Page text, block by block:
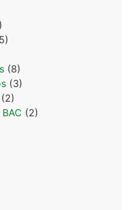
(8)
(3)
(2)
(2)